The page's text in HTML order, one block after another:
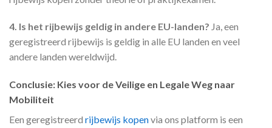
4. Is het rijbewijs geldig in andere EU-landen? Ja, een
geregistreerd rijbewijs is geldig in alle EU landen en veel
andere landen wereldwijd.
Conclusie: Kies voor de Veilige en Legale Weg naar
Mobiliteit
Een geregistreerd rijbewijs kopenvia ons platform is een